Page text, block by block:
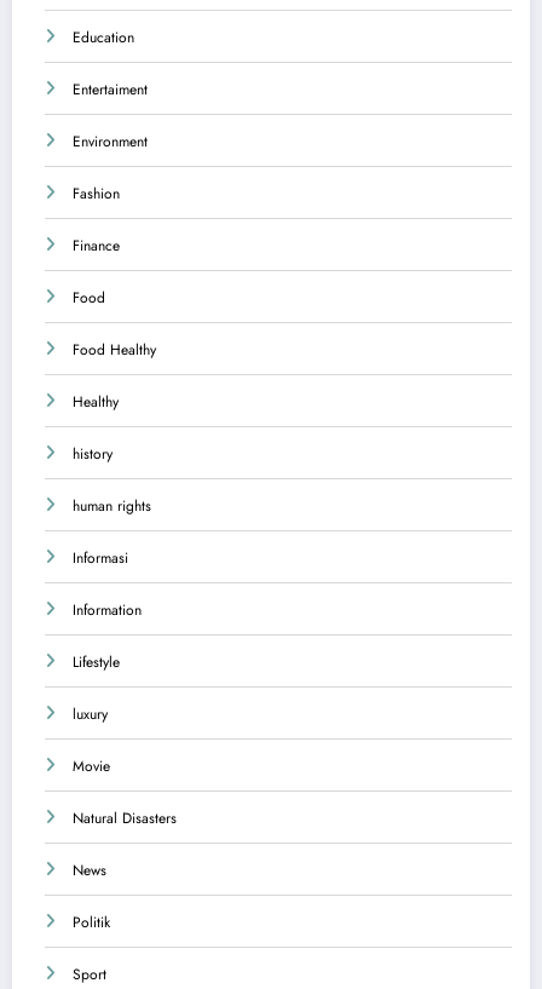
Education
Entertaiment
Environment
Fashion
Finance
Food
Food Healthy
Healthy
history
human rights
Informasi
Information
Lifestyle
luxury
Movie
Natural Disasters
News
Politik
Sport